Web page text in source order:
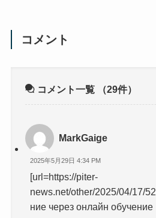
コメント
コメント一覧 （29件）
MarkGaige
2025年5月29日 4:34 PM
[url=https://piter-
news.net/other/2025/04/17/
ние через онлайн обучение